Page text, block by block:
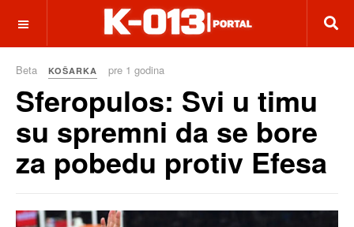
OFF CANVAS
Beta KOŠARKA pre 1 godina
Sferopulos: Svi u timu
su spremni da se bore
za pobedu protiv Efesa